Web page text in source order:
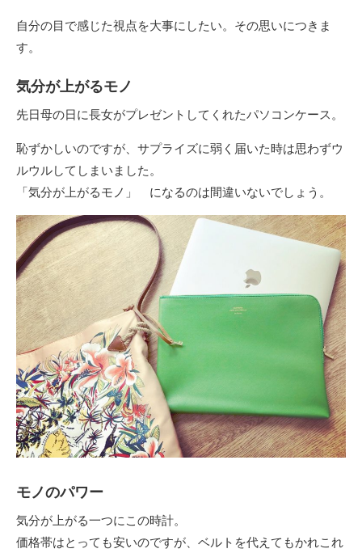
自分の目で感じた視点を大事にしたい。その思いにつきま
す。
気分が上がるモノ
先日母の日に長女がプレゼントしてくれたパソコンケース。
恥ずかしいのですが、サプライズに弱く届いた時は思わずウ
ルウルしてしまいました。
「気分が上がるモノ」 になるのは間違いないでしょう。
モノのパワー
気分が上がる一つにこの時計。
価格帯はとっても安いのですが、ベルトを代えてもかれこれ